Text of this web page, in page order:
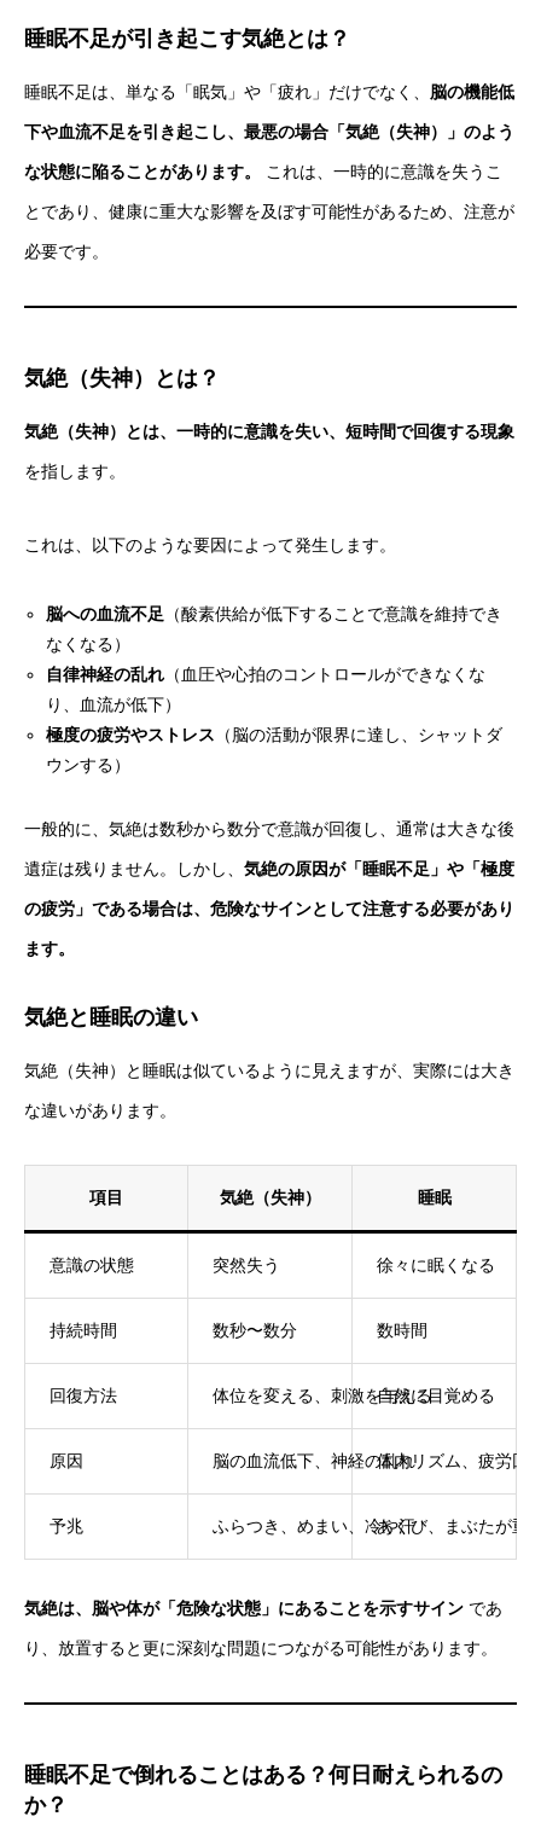
睡眠不足が引き起こす気絶とは？
睡眠不足は、単なる「眠気」や「疲れ」だけでなく、 脳の機能低
下や血流不足を引き起こし、最悪の場合「気絶（失神）」のよう
な状態に陥ることがあります。 これは、一時的に意識を失うこ
とであり、健康に重大な影響を及ぼす可能性があるため、注意が
必要です。
気絶（失神）とは？
気絶（失神）とは、一時的に意識を失い、短時間で回復する現象
を指します。
これは、以下のような要因によって発生します。
脳への血流不足 （酸素供給が低下することで意識を維持でき
なくなる）
自律神経の乱れ （血圧や心拍のコントロールができなくな
り、血流が低下）
極度の疲労やストレス （脳の活動が限界に達し、シャットダ
ウンする）
一般的に、気絶は数秒から数分で意識が回復し、通常は大きな後
遺症は残りません。しかし、 気絶の原因が「睡眠不足」や「極度
の疲労」である場合は、危険なサインとして注意する必要があり
ます。
気絶と睡眠の違い
気絶（失神）と睡眠は似ているように見えますが、実際には大き
な違いがあります。
項目 気絶（失神） 睡眠
意識の状態 突然失う 徐々に眠くなる
持続時間 数秒〜数分 数時間
回復方法 体位を変える、刺激を与える自然に目覚める
原因 脳の血流低下、神経の乱れ体内リズム、疲労回
予兆 ふらつき、めまい、冷や汗あくび、まぶたが重
気絶は、脳や体が「危険な状態」にあることを示すサイン であ
り、放置すると更に深刻な問題につながる可能性があります。
睡眠不足で倒れることはある？何日耐えられるの
か？